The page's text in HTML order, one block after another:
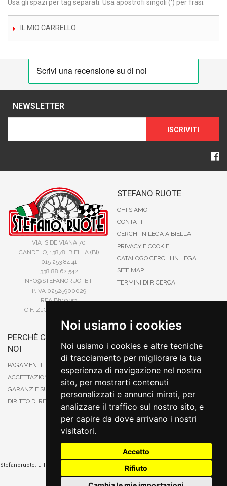
Noi usiamo i cookies
Noi usiamo i cookies e altre tecniche
di tracciamento per migliorare la tua
esperienza di navigazione nel nostro
sito, per mostrarti contenuti
personalizzati e annunci mirati, per
analizzare il traffico sul nostro sito, e
per capire da dove arrivano i nostri
visitatori.
Accetto
Rifiuto
Usa gli spazi per tag separati. Usa apostrofi singoli (') per frasi.
IL MIO CARRELLO
NEWSLETTER
ISCRIVITI
VIA ISIDE VIANA 70
CANDELO, 13878, BIELLA (BI)
015 253 84 41
338 88 62 542
INFO@STEFANORUOTE.IT
P.IVA 02525900029
REA BI193453
C.F. ZJOSFN73H14A859X
STEFANO RUOTE
CHI SIAMO
CONTATTI
CERCHI IN LEGA A BIELLA
PRIVACY E COOKIE
CATALOGO CERCHI IN LEGA
SITE MAP
TERMINI DI RICERCA
PERCHÈ COMPRARE DA
NOI
PAGAMENTI
ACCETTAZIONE DEGLI ORDINI
GARANZIE SUI PRODOTTI
DIRITTO DI RECESSO
CARTA DI CREDITO
PAYPAL
CONTRASSEGNO
POSTEPAY
Stefanoruote.it. Tutti i diritti riservati. E' vietata la riproduzione anche parziali. Prezzi e
promozioni validi salvo errori o omissioni